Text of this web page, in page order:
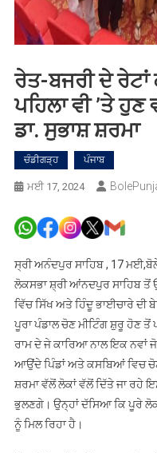
ਰੇਤ-ਬਜਰੀ ਦੇ ਰੇਟਾਂ
ਪਹਿਲਾ ਵੀ ’ਤੇ ਹੁਣ
ਡਾ. ਸੁਭਾਸ਼ ਸ਼ਰਮਾ
ਚੰਡੀਗੜ੍ਹ ਪੰਜਾਬ
ਮਈ 17, 2024
ਸ੍ਰੀ ਅਨੰਦਪੁਰ ਸਾਹਿਬ , 17
ਲੋਕਸਭਾ ਸ਼੍ਰੀ ਆਂਨਦਪੁਰ ਸਾਹਿਬ ਤੋਂ
ਵਿੱਚ ਸਿੱਖ ਅਤੇ ਹਿੰਦੂ ਭਾਈਚਾਰੇ ਦੀ
ਪੂਰਾ ਪੰਡਾਲ ਚੋਣ ਮੀਟਿੰਗ ਸ਼ੁਰੂ ਹੋਣ ਤੋਂ
ਰਾਮ ਦੇ ਜੇ ਕਾਰਿਆ ਨਾਲ ਇਕ ਨਵਾਂ
ਆਉਂਦੇ ਪਿੰਡਾਂ ਅਤੇ ਕਸਬਿਆਂ ਵਿਚ
ਸ਼ਰਮਾ ਵੱਲੋਂ ਲੋਕਾਂ ਵੱਲੋਂ ਦਿੱਤੇ ਜਾ ਰਹੇ
ਭੁਲਣਗੇ। ਉਨ੍ਹਾਂ ਦੱਸਿਆ ਕਿ ਪੂਰੇ
ਨੂੰ ਮਿਲ ਰਿਹਾ ਹੈ।